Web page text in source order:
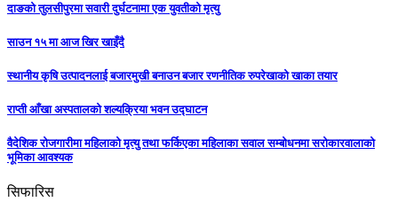
दाङको तुलसीपुरमा सवारी दुर्घटनामा एक युवतीको मृत्यु
साउन १५ मा आज खिर खाइँदै
स्थानीय कृषि उत्पादनलाई बजारमुखी बनाउन बजार रणनीतिक रुपरेखाको खाका तयार
राप्ती आँखा अस्पतालको शल्यक्रिया भवन उद्घाटन
वैदेशिक रोजगारीमा महिलाको मृत्यु तथा फर्किएका महिलाका सवाल सम्बोधनमा सरोकारवालाको
भूमिका आवश्यक
सिफारिस